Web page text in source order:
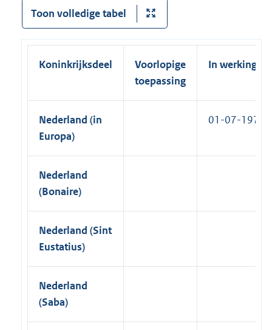
)
Toon volledige tabel
Koninkrijksdeel
Voorlopige
toepassing
In werking
Nederland (in
Europa)
01-07-1978
Nederland
(Bonaire)
Nederland (Sint
Eustatius)
Nederland
(Saba)